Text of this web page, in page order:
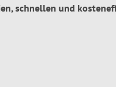
schnellen und